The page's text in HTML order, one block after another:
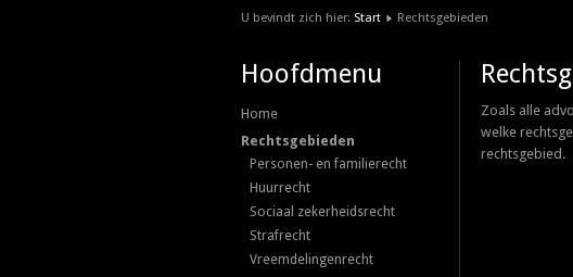
U bevindt zich hier: Start Rechtsgebieden
Hoofdmenu
Home
Rechtsgebieden
Personen- en familierecht
Huurrecht
Sociaal zekerheidsrecht
Strafrecht
Vreemdelingenrecht
Zoals alle
welke
rechtsgebied.